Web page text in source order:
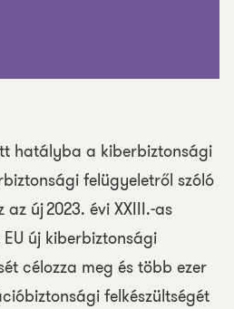
hatályba a kiberbiztonsági
felügyeletről szóló
új 2023. évi XXIII.-as
új kiberbiztonsági
célozza meg és több ezer
felkészültségét